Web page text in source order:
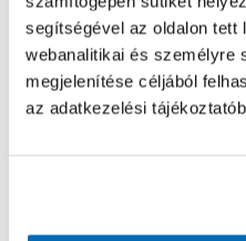
segítségével az oldalon tett
webanalitikai és személyre
megjelenítése céljából
az adatkezelési